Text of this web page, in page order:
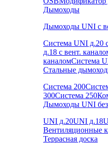
Дымоходы
Дымоходы UNI с
Система UNI д.20
д.18 с вент.
каналомСистема
Стальные
Система 200
300Система 250
Дымоходы UNI без
UNI д.20UNI д.18
Вентиляционные
Террасная доска